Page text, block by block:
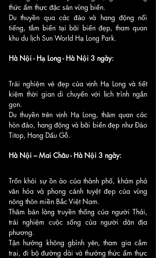
thức ẩm thực đặc sản vùng biển.
Du thuyền qua các đảo và hang động nổi
tiếng, tắm biển tại bãi biển đẹp, tham quan
khu du lịch Sun World Hạ Long Park.
Hà Nội - Hạ Long - Hà Nội 3 ngày:
Trải nghiệm vẻ đẹp của vịnh Hạ Long và tiết
kiệm thời gian di chuyển với lịch trình ngắn
gọn.
Du thuyền trên vịnh Hạ Long, thăm quan các
hòn đảo, hang động và bãi biển đẹp như Đảo
Titop, Hang Dấu Gỗ.
Hà Nội – Mai Châu - Hà Nội 3 ngày:
Trốn khỏi sự ồn ào của thành phố, khám phá
văn hóa và phong cảnh tuyệt đẹp của vùng
nông thôn miền Bắc Việt Nam.
Thăm bản làng truyền thống của người Thái,
trải nghiệm cuộc sống của người dân địa
phương.
Tận hưởng không gbình yên, tham gia cắm
trại, đi bộ đường dài và thưởng thức ẩm thực